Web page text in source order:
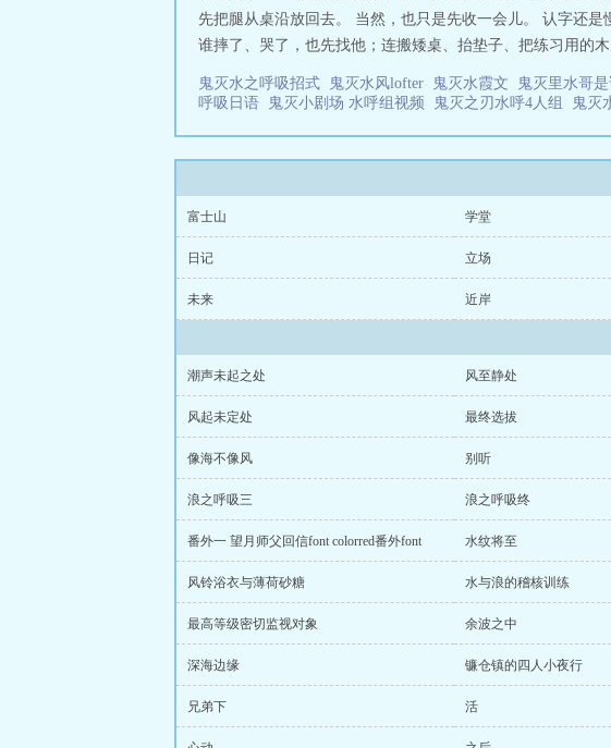
先把腿从桌沿放回去。 当然，也只是先收一会儿。 认字还
谁摔了、哭了，也先找他；连搬矮桌、抬垫子、把练习用的
鬼灭水之呼吸招式 鬼灭水风lofter 鬼灭水霞文 鬼灭里水哥
呼吸日语
鬼灭小剧场 水呼组视频 鬼灭之刃水呼4人组 鬼灭
富士山 学堂
日记 立场
未来 近岸
潮声未起之处 风至静处
风起未定处 最终选拔
像海不像风 别听
浪之呼吸三 浪之呼吸终
番外一 望月师父回信font colorred番外font 水纹将至
风铃浴衣与薄荷砂糖 水与浪的稽核训练
最高等级密切监视对象 余波之中
深海边缘 镰仓镇的四人小夜行
兄弟下 活